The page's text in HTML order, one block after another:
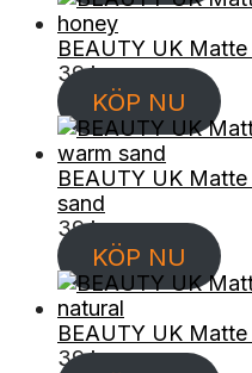
BEAUTY UK
39kr
KÖP NU
BEAUTY UK
sand
39kr
KÖP NU
BEAUTY UK
39kr